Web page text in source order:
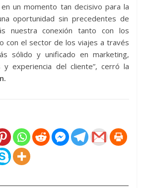
un momento tan decisivo para la
oportunidad sin precedentes de
nuestra conexión tanto con los
con el sector de los viajes a través
sólido y unificado en marketing,
y experiencia del cliente”, cerró la